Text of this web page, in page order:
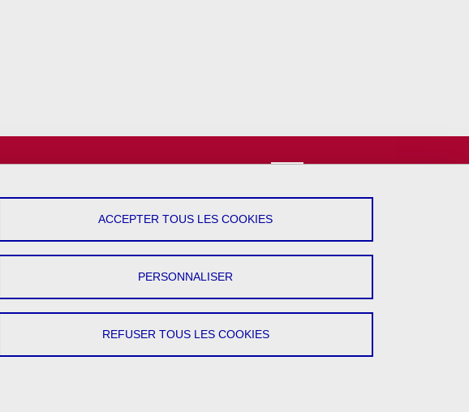
YouTube
LinkedIn
ACCEPTER TOUS LES COOKIES
REFUSER TOUS LES COOKIES
PERSONNALISER